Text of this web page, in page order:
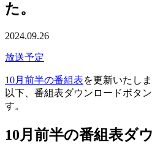
た。
2024.09.26
放送予定
10月前半の番組表を更新いたしま
以下、番組表ダウンロードボタ
す。
10月前半の番組表ダ